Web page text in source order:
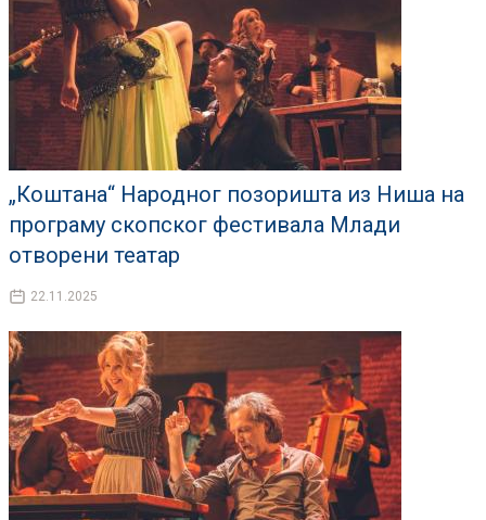
„Коштана“ Народног позоришта из Ниша на
програму скопског фестивала Млади
отворени театар
22.11.2025